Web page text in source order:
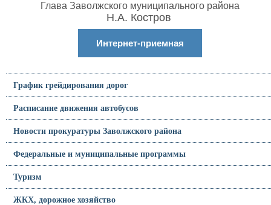
Глава Заволжского муниципального района
Н.А. Костров
Интернет-приемная
График грейдирования дорог
Расписание движения автобусов
Новости прокуратуры Заволжского района
Федеральные и муниципальные программы
Туризм
ЖКХ, дорожное хозяйство